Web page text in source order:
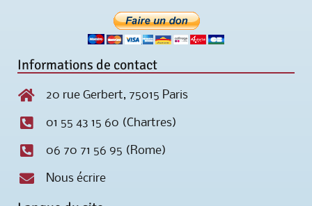
Informations de contact
20 rue Gerbert, 75015 Paris
01 55 43 15 60 (Chartres)
06 70 71 56 95 (Rome)
Nous écrire